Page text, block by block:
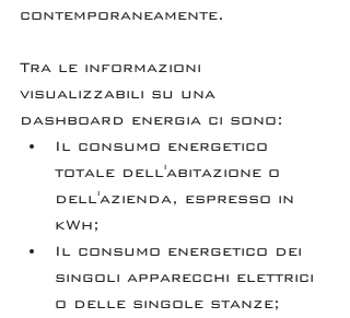
contemporaneamente.
Tra le informazioni
visualizzabili su una
dashboard energia ci sono:
Il consumo energetico
totale dell'abitazione o
dell'azienda, espresso in
kWh;
Il consumo energetico dei
singoli apparecchi elettrici
o delle singole stanze;